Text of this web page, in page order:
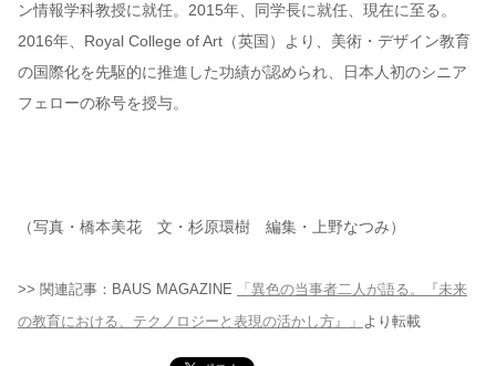
ン情報学科教授に就任。2015年、同学長に就任、現在に至る。
2016年、Royal College of Art（英国）より、美術・デザイン教育
の国際化を先駆的に推進した功績が認められ、日本人初のシニア
フェローの称号を授与。
（写真・橋本美花 文・杉原環樹 編集・上野なつみ）
>> 関連記事：BAUS MAGAZINE
「異色の当事者二人が語る。『未来
の教育における、テクノロジーと表現の活かし方』」 より転載